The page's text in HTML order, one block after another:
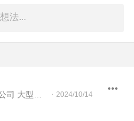
・ 2024/10/14